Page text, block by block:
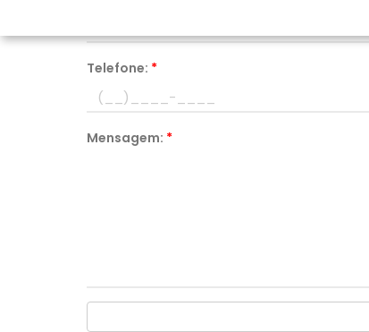
Telefone: *
Mensagem: *